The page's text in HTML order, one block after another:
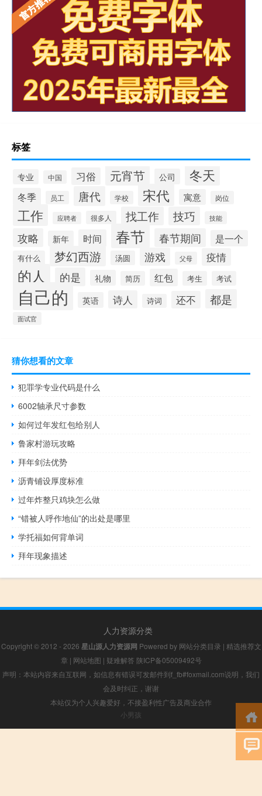
标签
专业 中国 习俗 元宵节 公司 冬天
冬季 员工 唐代 学校 宋代 寓意 岗位
工作 应聘者 很多人 找工作 技巧 技能
攻略 新年 时间 春节 春节期间 是一个
有什么 梦幻西游 汤圆 游戏 父母 疫情
的人 的是 礼物 简历 红包 考生 考试
自己的 英语 诗人 诗词 还不 都是
面试官
猜你想看的文章
犯罪学专业代码是什么
6002轴承尺寸参数
如何过年发红包给别人
鲁家村游玩攻略
拜年剑法优势
沥青铺设厚度标准
过年炸整只鸡块怎么做
“错被人呼作地仙”的出处是哪里
学托福如何背单词
拜年现象描述
人力资源分类
Copyright © 2012 - 2026 星山源人力资源网 Powered by 网站分类目录 | 精选推荐文
章 | 网站地图 | 疑难解答 陕ICP备05009492号
声明：本站内容来自互联网，如信息有错误可发邮件到f_fb#foxmail.com说明，我们
会及时纠正，谢谢
本站仅为个人兴趣爱好，不接盈利性广告及商业合作
小男孩